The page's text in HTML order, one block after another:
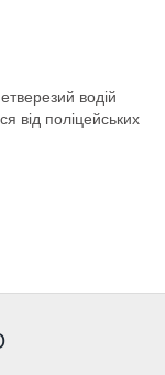
водій
від поліцейських